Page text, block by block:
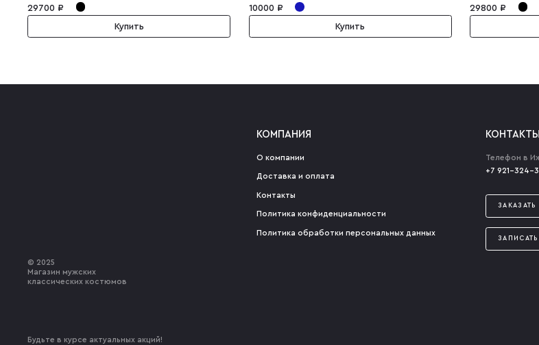
29700 ₽
Купить
10000 ₽
Купить
29800 ₽
© 2025
Магазин мужских
классических костюмов
Будьте в курсе актуальных акций!
КОМПАНИЯ
О компании
Доставка и оплата
Контакты
Политика конфиденциальности
Политика обработки персональных данных
КОНТАКТЫ
Телефон в
+7 921-324-